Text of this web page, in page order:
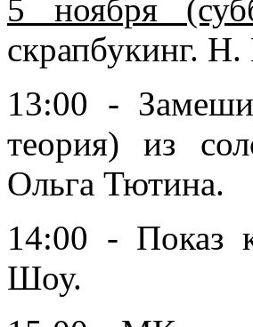
5 ноября
скрапбукинг.
13:00 -
теория) из
Ольга Тютина.
14:00 - Показ
Шоу.